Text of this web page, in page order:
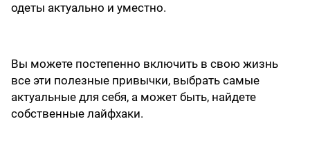
одеты актуально и уместно.
Вы можете постепенно включить в свою жизнь
все эти полезные привычки, выбрать самые
актуальные для себя, а может быть, найдете
собственные лайфхаки.